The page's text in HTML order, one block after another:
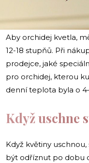
Aby orchidej kvetla,
12-18 stupňů. Při
prodejce, jaké
pro orchidej, kterou
denní teplota byla o
Když uschne
Když květiny
být odříznut po dobu